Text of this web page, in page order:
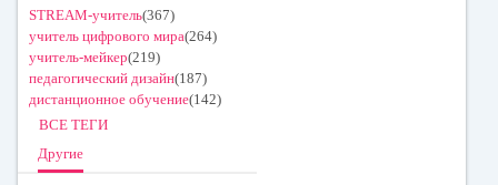
STREAM-учитель(367)
учитель цифрового мира(264)
учитель-мейкер(219)
педагогический дизайн(187)
дистанционное обучение(142)
ВСЕ ТЕГИ
Другие